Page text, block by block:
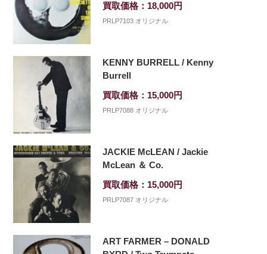
買取価格：18,000円
PRLP7103 オリジナル
KENNY BURRELL / Kenny
Burrell
買取価格：15,000円
PRLP7088 オリジナル
JACKIE McLEAN / Jackie
McLean ＆ Co.
買取価格：15,000円
PRLP7087 オリジナル
ART FARMER – DONALD